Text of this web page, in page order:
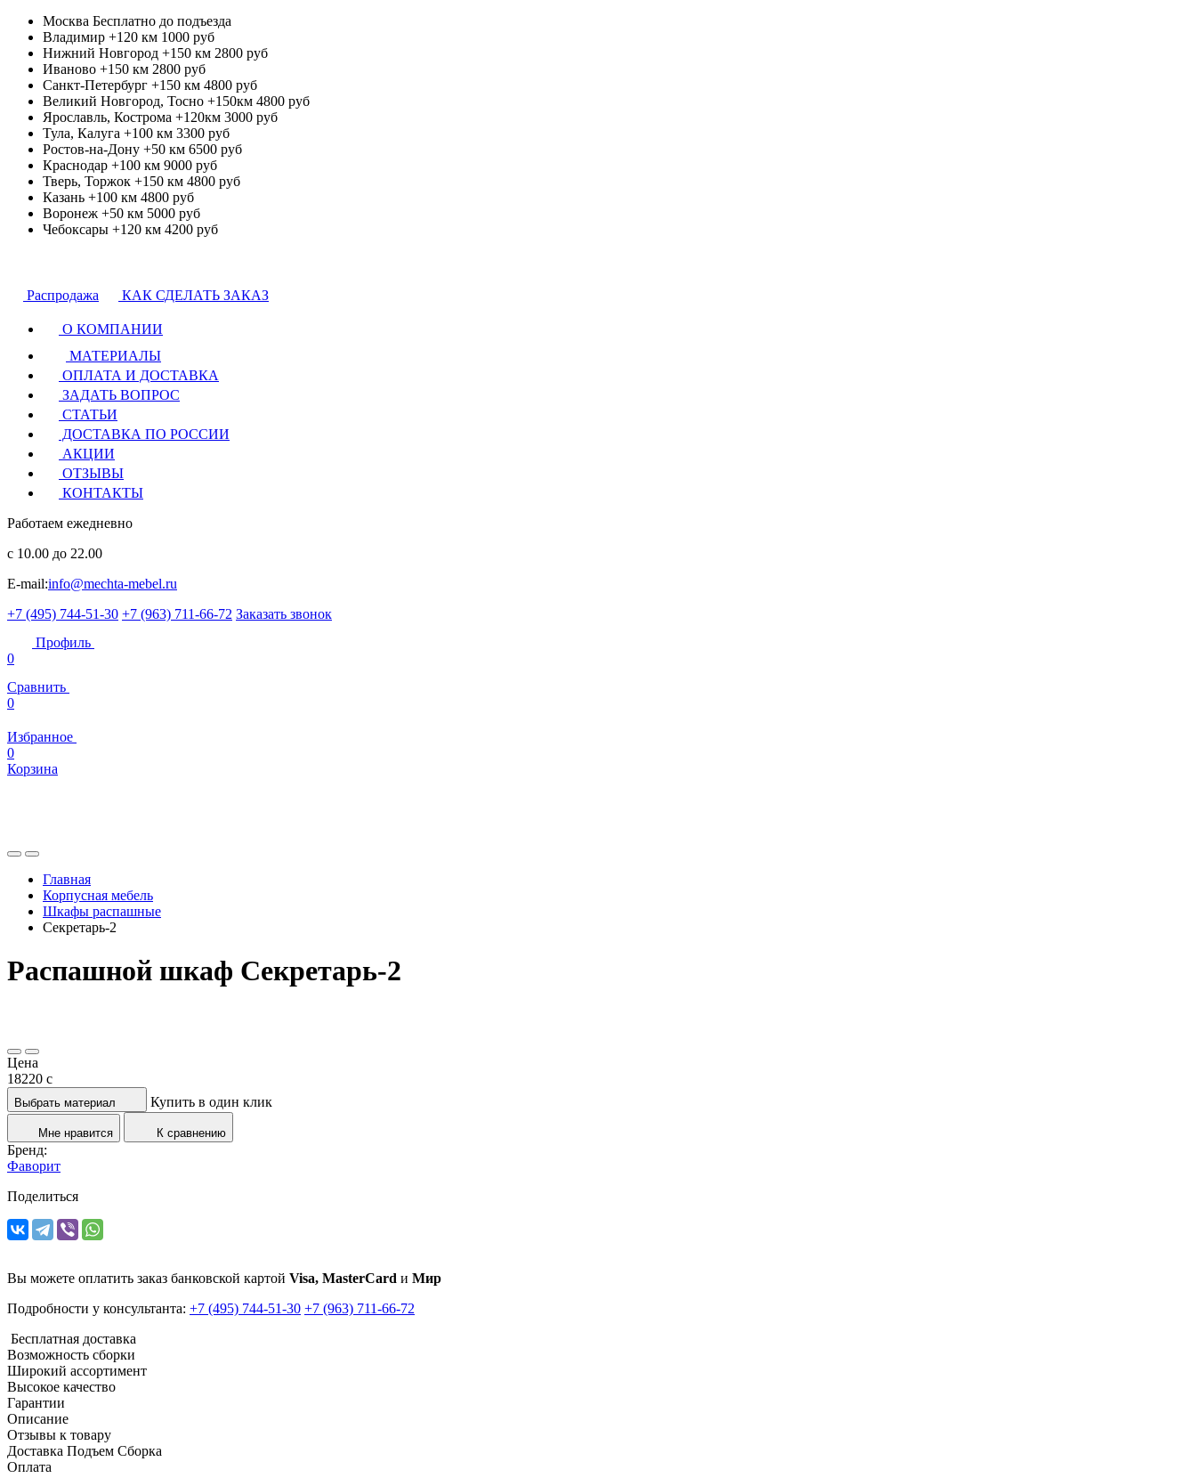
Москва Бесплатно до подъезда
Владимир +120 км 1000 руб
Нижний Новгород +150 км 2800 руб
Иваново +150 км 2800 руб
Санкт-Петербург +150 км 4800 руб
Великий Новгород, Тосно +150км 4800 руб
Ярославль, Кострома +120км 3000 руб
Тула, Калуга +100 км 3300 руб
Ростов-на-Дону +50 км 6500 руб
Краснодар +100 км 9000 руб
Тверь, Торжок +150 км 4800 руб
Казань +100 км 4800 руб
Воронеж +50 км 5000 руб
Чебоксары +120 км 4200 руб
Распродажа КАК СДЕЛАТЬ ЗАКАЗ
О КОМПАНИИ
МАТЕРИАЛЫ
ОПЛАТА И ДОСТАВКА
ЗАДАТЬ ВОПРОС
СТАТЬИ
ДОСТАВКА ПО РОССИИ
АКЦИИ
ОТЗЫВЫ
КОНТАКТЫ
Работаем ежедневно
с 10.00 до 22.00
E-mail:info@mechta-mebel.ru
+7 (495) 744-51-30 +7 (963) 711-66-72 Заказать звонок
Профиль
0
Сравнить
0
Избранное
0
Корзина
Главная
Корпусная мебель
Шкафы распашные
Секретарь-2
Распашной шкаф Секретарь-2
Цена
18220 c
Выбрать материал Купить в один клик
Мне нравится К сравнению
Бренд:
Фаворит
Поделиться
Вы можете оплатить заказ банковской картой Visa, MasterCard и Мир
Подробности у консультанта: +7 (495) 744-51-30 +7 (963) 711-66-72
Бесплатная доставка
Возможность сборки
Широкий ассортимент
Высокое качество
Гарантии
Описание
Отзывы к товару
Доставка Подъем Сборка
Оплата